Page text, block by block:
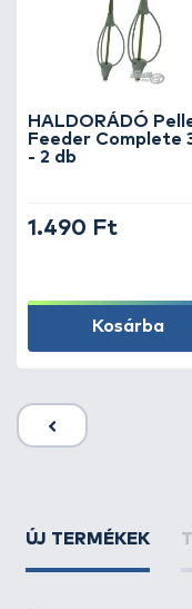
HALDORÁDÓ
Feeder Complete
- 2 db
1.490 Ft
Kosárba
ÚJ TERMÉKEK